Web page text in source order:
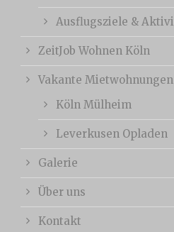
Ausflugsziele &
ZeitJob Wohnen Köln
Vakante
Köln Mülheim
Leverkusen Opladen
Galerie
Über uns
Kontakt